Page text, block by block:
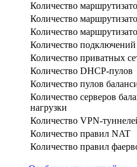
Количество
Количество
Количество
Количество подключений
Количество приватных
Количество DHCP-пулов
Количество пулов
Количество серверов
нагрузки
Количество VPN-
Количество правил NAT
Количество правил